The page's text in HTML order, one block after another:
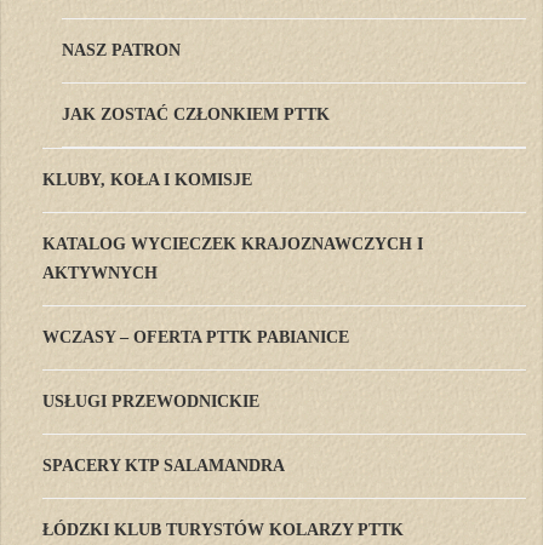
NASZ PATRON
JAK ZOSTAĆ CZŁONKIEM PTTK
KLUBY, KOŁA I KOMISJE
KATALOG WYCIECZEK KRAJOZNAWCZYCH I
AKTYWNYCH
WCZASY – OFERTA PTTK PABIANICE
USŁUGI PRZEWODNICKIE
SPACERY KTP SALAMANDRA
ŁÓDZKI KLUB TURYSTÓW KOLARZY PTTK